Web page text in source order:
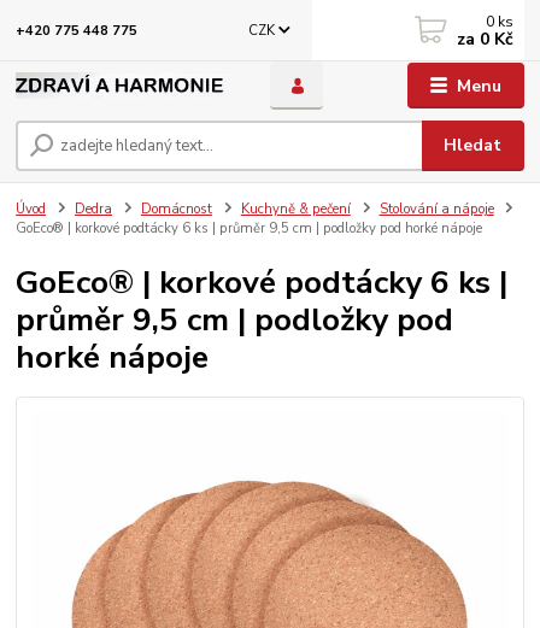
Menu
CZK
Hledat
+420 775 448 775 0 ks
za 0 Kč
Úvod Dedra Domácnost Kuchyně & pečení
Stolování a nápoje
GoEco® | korkové podtácky 6 ks | průměr 9,5 cm | podložky pod horké nápoje
GoEco® | korkové podtácky 6 ks |
průměr 9,5 cm | podložky pod
horké nápoje